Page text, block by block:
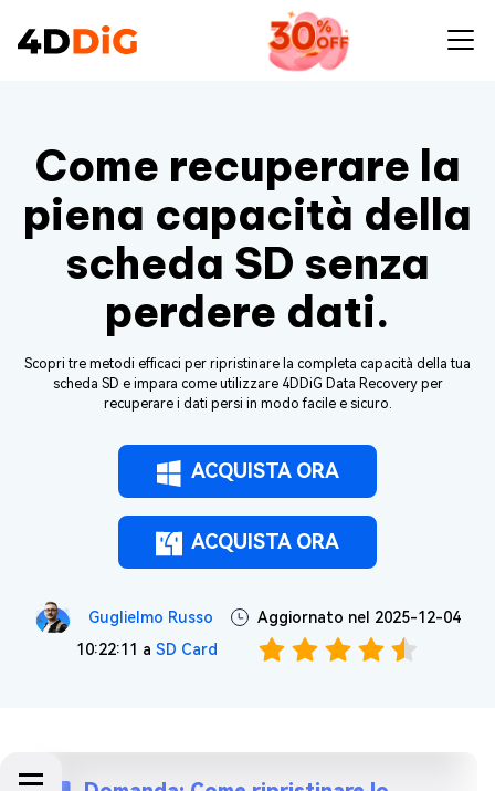
Come recuperare la
piena capacità della
scheda SD senza
perdere dati.
Scopri tre metodi efficaci per ripristinare la completa capacità della tua
scheda SD e impara come utilizzare 4DDiG Data Recovery per
recuperare i dati persi in modo facile e sicuro.
ACQUISTA ORA
ACQUISTA ORA
Guglielmo Russo
Aggiornato nel 2025-12-04
10:22:11 a SD Card